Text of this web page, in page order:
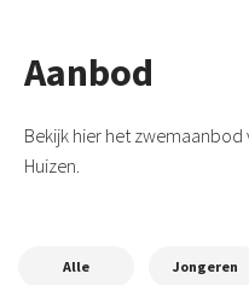
Aanbod
Bekijk hier het
Huizen.
Alle Jongeren